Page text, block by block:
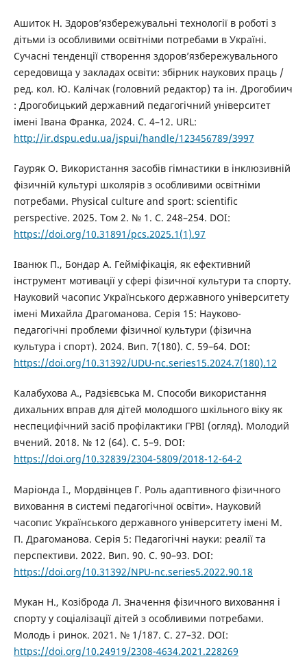
Ашиток Н. Здоров’язбережувальні технології в роботі з
дітьми із особливими освітніми потребами в Україні.
Сучасні тенденції створення здоровʼязбережувального
середовища у закладах освіти: збірник наукових праць /
ред. кол. Ю. Калічак (головний редактор) та ін. Дрогобиич
: Дрогобицький державний педагогічний університет
імені Івана Франка, 2024. С. 4–12. URL:
http://ir.dspu.edu.ua/jspui/handle/123456789/3997
Гауряк О. Використання засобів гімнастики в інклюзивній
фізичній культурі школярів з особливими освітніми
потребами. Physical culture and sport: scientific
perspective. 2025. Том 2. № 1. С. 248–254. DOI:
https://doi.org/10.31891/pcs.2025.1(1).97
Іванюк П., Бондар А. Гейміфікація, як ефективний
інструмент мотивації у сфері фізичної культури та спорту.
Науковий часопис Українського державного університету
імені Михайла Драгоманова. Серія 15: Науково-
педагогічні проблеми фізичної культури (фізична
культура і спорт). 2024. Вип. 7(180). С. 59–64. DOI:
https://doi.org/10.31392/UDU-nc.series15.2024.7(180).12
Калабухова А., Радзієвська М. Способи використання
дихальних вправ для дітей молодшого шкільного віку як
неспецифічний засіб профілактики ГРВІ (огляд). Молодий
вчений. 2018. № 12 (64). С. 5–9. DOI:
https://doi.org/10.32839/2304-5809/2018-12-64-2
Маріонда І., Мордвінцев Г. Роль адаптивного фізичного
виховання в системі педагогічної освіти». Науковий
часопис Українського державного університету імені М.
П. Драгоманова. Серія 5: Педагогічні науки: реалії та
перспективи. 2022. Вип. 90. С. 90–93. DOI:
https://doi.org/10.31392/NPU-nc.series5.2022.90.18
Мукан Н., Козіброда Л. Значення фізичного виховання і
спорту у соціалізації дітей з особливими потребами.
Молодь і ринок. 2021. № 1/187. С. 27–32. DOI:
https://doi.org/10.24919/2308-4634.2021.228269